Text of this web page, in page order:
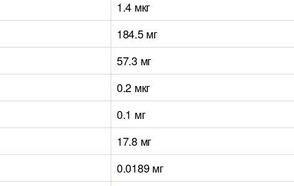
1.4 мкг
184.5 мг
57.3 мг
0.2 мкг
0.1 мг
17.8 мг
0.0189 мг